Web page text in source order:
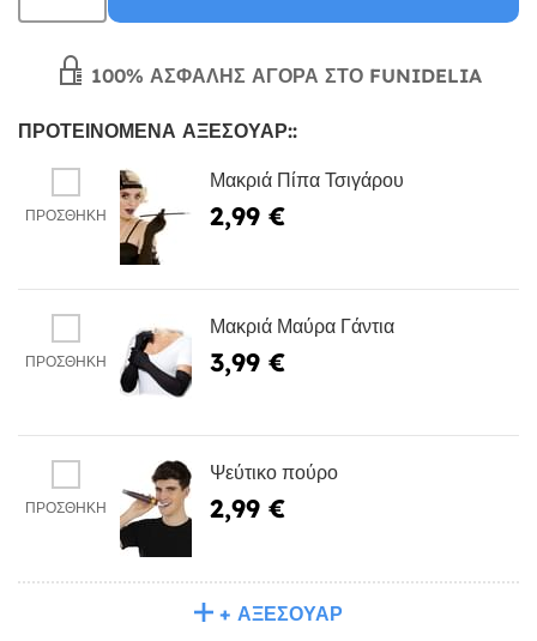
100% ΑΣΦΑΛΉΣ ΑΓΟΡΆ ΣΤΟ FUNIDELIA
ΠΡΟΤΕΙΝΌΜΕΝΑ ΑΞΕΣΟΥΆΡ::
ΠΡΟΣΘΉΚΗ
Μακριά Πίπα Τσιγάρου
2,99 €
ΠΡΟΣΘΉΚΗ
Μακριά Μαύρα Γάντια
3,99 €
ΠΡΟΣΘΉΚΗ
Ψεύτικο πούρο
2,99 €
+ ΑΞΕΣΟΥΆΡ